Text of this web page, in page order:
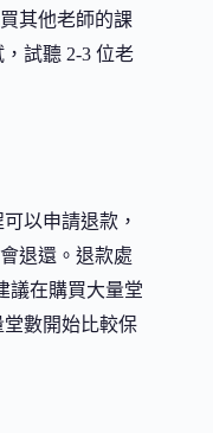
其他老師的課
試聽 2-3 位老
以申請退款，
退還。退款處
議在購買大量堂
數開始比較保